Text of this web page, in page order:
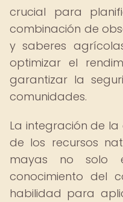
crucial para
combinación de
y saberes
optimizar el
garantizar la
comunidades.
La integración de
de los recursos
mayas no solo
conocimiento del
habilidad para